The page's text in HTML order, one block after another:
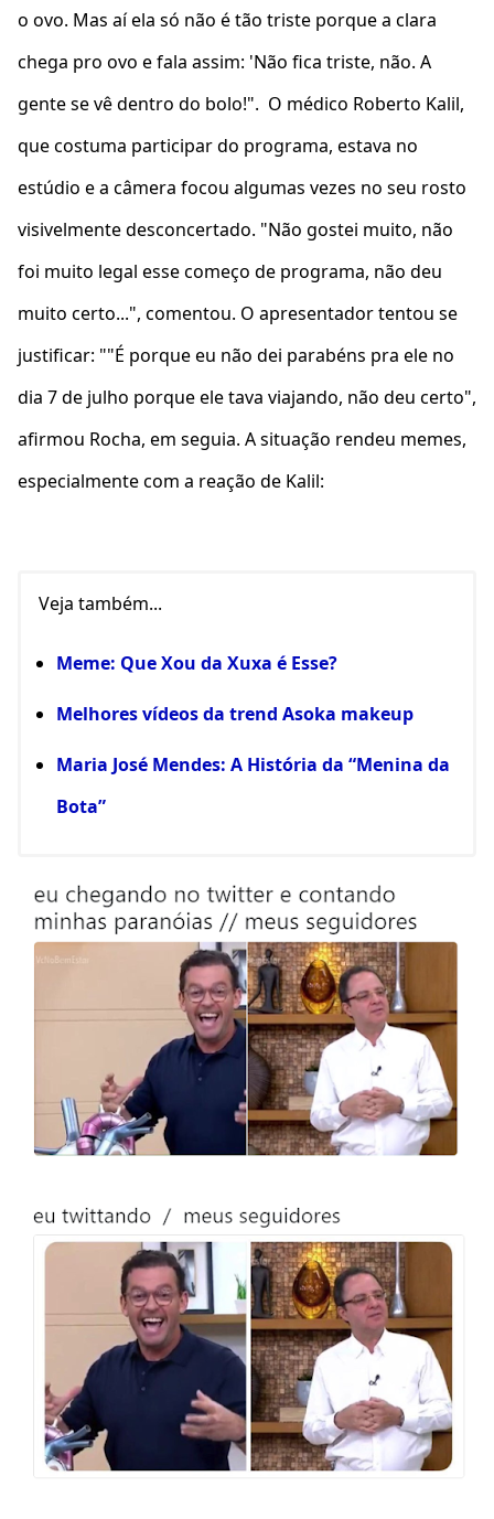
o ovo. Mas aí ela só não é tão triste porque a clara
chega pro ovo e fala assim: 'Não fica triste, não. A
gente se vê dentro do bolo!". O médico Roberto Kalil,
que costuma participar do programa, estava no
estúdio e a câmera focou algumas vezes no seu rosto
visivelmente desconcertado. "Não gostei muito, não
foi muito legal esse começo de programa, não deu
muito certo...", comentou. O apresentador tentou se
justificar: ""É porque eu não dei parabéns pra ele no
dia 7 de julho porque ele tava viajando, não deu certo",
afirmou Rocha, em seguia. A situação rendeu memes,
especialmente com a reação de Kalil:
Veja também...
Meme: Que Xou da Xuxa é Esse?
Melhores vídeos da trend Asoka makeup
Maria José Mendes: A História da “Menina da
Bota”